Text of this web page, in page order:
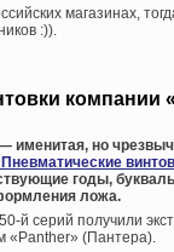
магазинах,
:)).
компании
но
годы,
ложа.
серий получили
«Panther» (Пантера).